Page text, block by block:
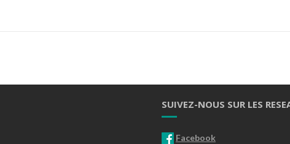
SUIVEZ-NOUS SUR LES
Facebook